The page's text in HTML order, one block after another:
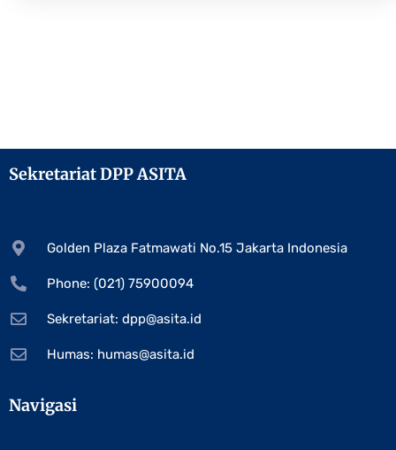
Sekretariat DPP ASITA
Golden Plaza Fatmawati No.15 Jakarta Indonesia
Phone: (021) 75900094
Sekretariat: dpp@asita.id
Humas: humas@asita.id
Navigasi